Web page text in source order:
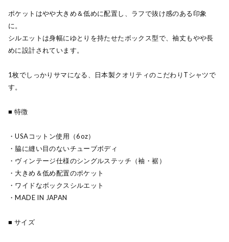
ポケットはやや大きめ＆低めに配置し、ラフで抜け感のある印象
に。
シルエットは身幅にゆとりを持たせたボックス型で、袖丈もやや長
めに設計されています。
1枚でしっかりサマになる、日本製クオリティのこだわりTシャツで
す。
■ 特徴
・USAコットン使用（6oz）
・脇に縫い目のないチューブボディ
・ヴィンテージ仕様のシングルステッチ（袖・裾）
・大きめ＆低め配置のポケット
・ワイドなボックスシルエット
・MADE IN JAPAN
■ サイズ